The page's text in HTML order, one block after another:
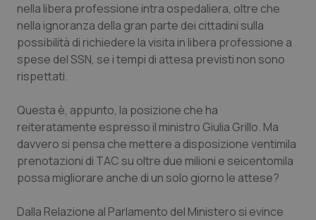
Molise
Piemonte
Provincia Autonoma di Bolzano
Provincia Autonoma di Trento
Puglia
Epatiti
HIV
Infezioni & Febbre
Ipertensione & Scompenso
Malattie rare
nella libera professione intra ospedaliera, oltre che
nella ignoranza della gran parte dei cittadini sulla
possibilità di richiedere la visita in libera professione a
spese del SSN, se i tempi di attesa previsti non sono
rispettati.
Questa è, appunto, la posizione che ha
reiteratamente espresso il ministro Giulia Grillo. Ma
davvero si pensa che mettere a disposizione ventimila
prenotazioni di TAC su oltre due milioni e seicentomila
possa migliorare anche di un solo giorno le attese?
Dalla Relazione al Parlamento del Ministero si evince